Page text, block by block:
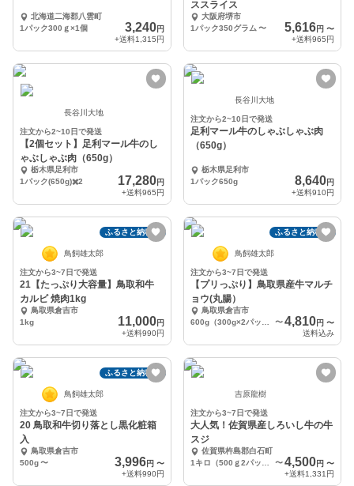
北海道二海郡八雲町
1パック300ｇ×1個
3,240円
+送料1,315円
ススライス
大阪府堺市
1パック350グラム 〜 5,616円 〜
+送料965円
長谷川大地
注文から2~10日で発送
【2個セット】足利マール牛のし
ゃぶしゃぶ肉（650g）
栃木県足利市
1パック(650g)✖️2
17,280円
+送料965円
長谷川大地
注文から2~10日で発送
足利マール牛のしゃぶしゃぶ肉
（650g）
栃木県足利市
1パック650g
8,640円
+送料910円
ふるさと納税可
鳥飼雄太郎
注文から3~7日で発送
21【たっぷり大容量】鳥取和牛
カルビ 焼肉1kg
鳥取県倉吉市
1kg
11,000円
+送料990円
ふるさと納税可
鳥飼雄太郎
注文から3~7日で発送
【プリっぷり】鳥取県産牛マルチ
ョウ(丸腸）
鳥取県倉吉市
〜4,810円 〜
送料込み
ふるさと納税可
鳥飼雄太郎
注文から3~7日で発送
20 鳥取和牛切り落とし黒化粧箱
入
鳥取県倉吉市
500g〜 3,996円 〜
+送料990円
吉原龍樹
注文から3~7日で発送
大人気！佐賀県産しろいし牛の牛
スジ
佐賀県杵島郡白石町
〜4,500円 〜
+送料1,331円